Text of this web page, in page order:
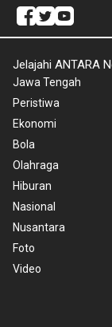
Jelajahi ANTARA
Jawa Tengah
Peristiwa
Ekonomi
Bola
Olahraga
Hiburan
Nasional
Nusantara
Foto
Video